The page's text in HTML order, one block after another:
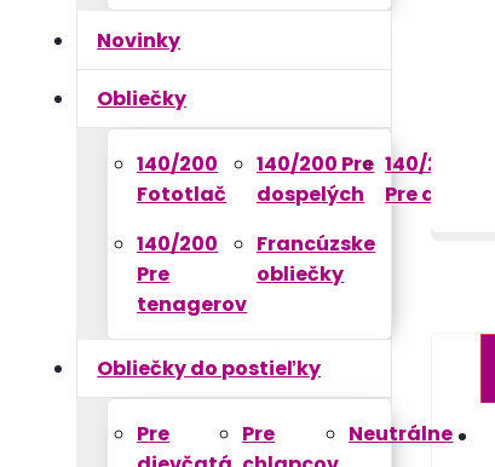
Novinky
Obliečky
140/200
Fototlač
140/200 Pre
dospelých
140/200
Pre deti
140/200
Pre
tenagerov
Francúzske
obliečky
Obliečky do postieľky
Pre
Pre
Neutrálne